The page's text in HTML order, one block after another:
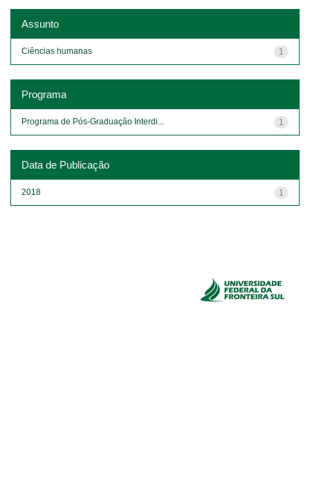
Assunto
1
Ciências humanas
Programa
1
Programa de Pós-Graduação Interdi...
Data de Publicação
1
2018